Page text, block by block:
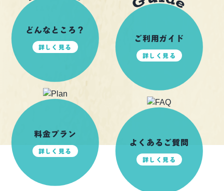
どんなところ？
詳しく見る
ご利用ガイド
詳しく見る
料金プラン
詳しく見る
よくあるご質問
詳しく見る